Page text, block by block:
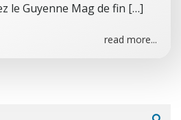
le Guyenne Mag de fin […]
read more...